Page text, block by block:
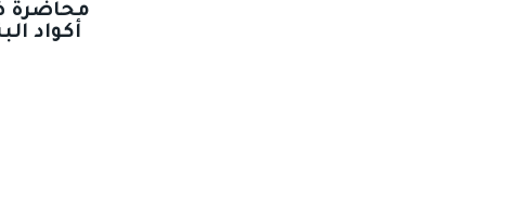
محاضرة
أكواد